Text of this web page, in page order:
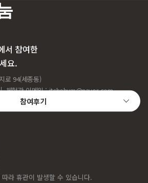
서 참여한
요.
참여후기
로 94(세종동)
체험관 이메일 :jtchehum@naver.com
통문화체험관. All right reserved
라 휴관이 발생할 수 있습니다.